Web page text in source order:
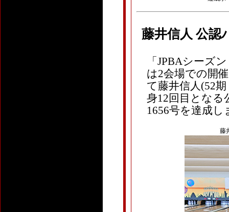
藤井信人 公認
「JPBAシーズ
は2会場での開
て藤井信人(52
身12回目となる
1656号を達成し
藤